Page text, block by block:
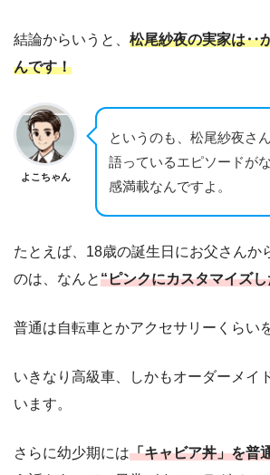
結論からいうと、 松尾紗夜の実家は‥
んです！
よこちゃん
というのも、松尾紗夜さ
語っているエピソードが
感満載なんですよ。
たとえば、18歳の誕生日にお父さんか
のは、なんと“ピンクにカスタマイズ
普通は自転車とかアクセサリーくらい
いきなり高級車、しかもオーダーメイ
います。
さらに幼少期には「キャビア丼」を普